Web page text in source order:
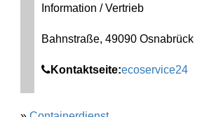
Information / Vertrieb
Bahnstraße, 49090 Osnabrück
Kontaktseite:ecoservice24